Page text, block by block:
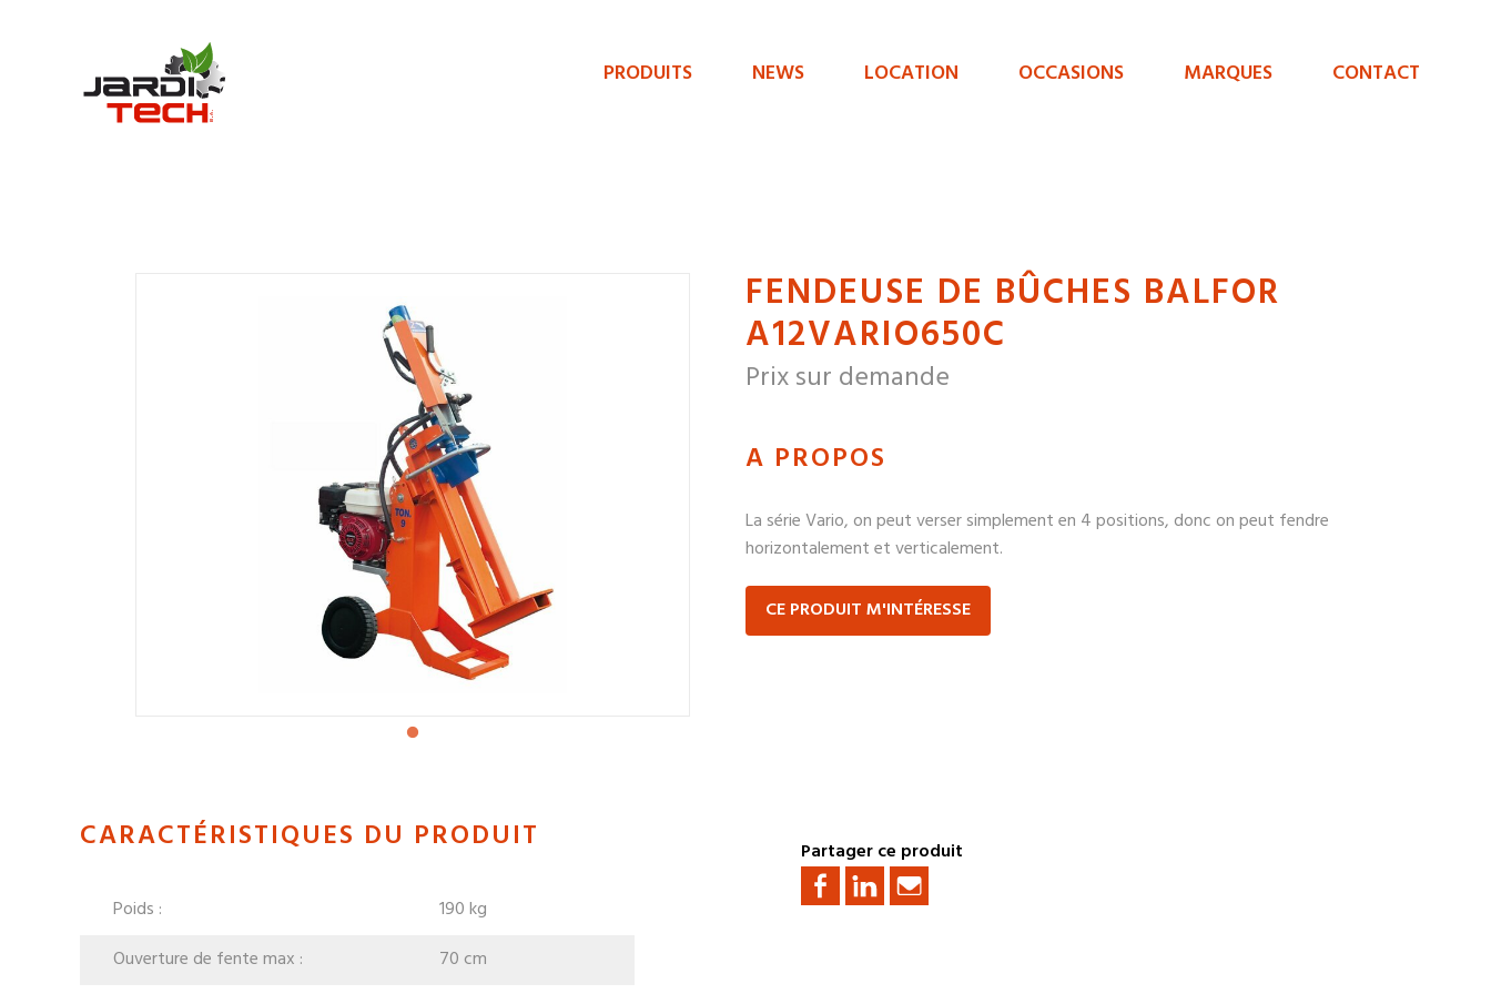
Jarditech
Menu
PRODUITS NEWS LOCATION OCCASIONS MARQUES CONTACT
FENDEUSE DE BÛCHES BALFOR
A12VARIO650C
Prix sur demande
A PROPOS
La série Vario, on peut verser simplement en 4 positions, donc on peut fendre
horizontalement et verticalement.
CE PRODUIT M'INTÉRESSE
CARACTÉRISTIQUES DU PRODUIT
Poids :
190 kg
Ouverture de fente max :
70 cm
Partager ce produit